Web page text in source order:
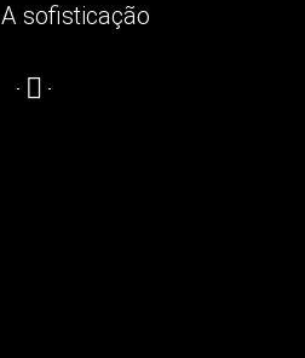
A sofisticação